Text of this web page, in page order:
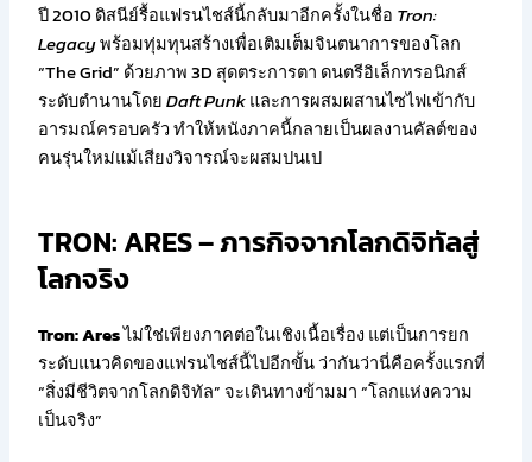
ปี 2010 ดิสนีย์รื้อแฟรนไชส์นี้กลับมาอีกครั้งในชื่อ Tron:
Legacyพร้อมทุ่มทุนสร้างเพื่อเติมเต็มจินตนาการของโลก
“The Grid” ด้วยภาพ 3D สุดตระการตา ดนตรีอิเล็กทรอนิกส์
ระดับตำนานโดยDaft Punkและการผสมผสานไซไฟเข้ากับ
อารมณ์ครอบครัว ทำให้หนังภาคนี้กลายเป็นผลงานคัลต์ของ
คนรุ่นใหม่แม้เสียงวิจารณ์จะผสมปนเป
TRON: ARES – ภารกิจจากโลกดิจิทัลสู่
โลกจริง
Tron: Aresไม่ใช่เพียงภาคต่อในเชิงเนื้อเรื่อง แต่เป็นการยก
ระดับแนวคิดของแฟรนไชส์นี้ไปอีกขั้น ว่ากันว่านี่คือครั้งแรกที่
“สิ่งมีชีวิตจากโลกดิจิทัล” จะเดินทางข้ามมา “โลกแห่งความ
เป็นจริง”